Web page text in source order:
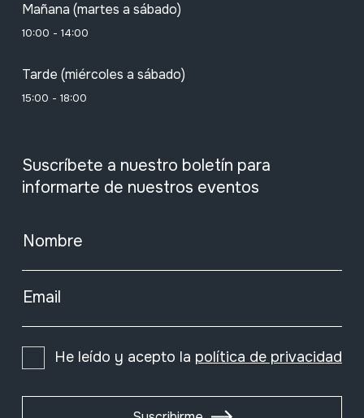
Mañana (martes a sábado)
10:00 - 14:00
Tarde (miércoles a sábado)
15:00 - 18:00
Suscríbete a nuestro boletín para
informarte de nuestros eventos
Nombre
Email
He leído y acepto la política de privacidad